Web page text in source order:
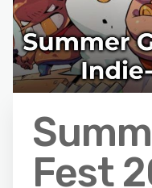
Fest